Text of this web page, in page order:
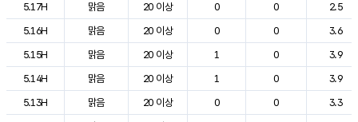
5.17H
맑음 20 이상 0 0
2.5
5.16H
맑음 20 이상 0 0
3.6
5.15H
맑음 20 이상 1 0
3.9
5.14H
맑음 20 이상 1 0
3.9
5.13H
맑음 20 이상 0 0
3.3